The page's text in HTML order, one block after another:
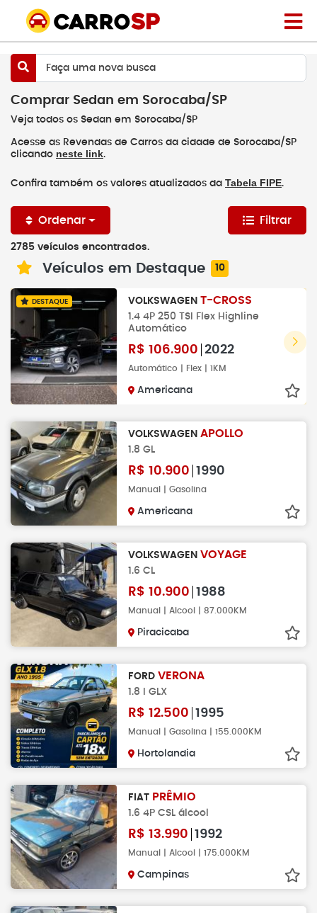
Faça uma nova busca
Comprar Sedan em Sorocaba/SP
Veja todos os Sedan em Sorocaba/SP
Acesse as Revendas de Carros da cidade de Sorocaba/SP
clicando neste link.
Confira também os valores atualizados da Tabela FIPE.
Ordenar Filtrar
2785 veículos encontrados.
Veículos em Destaque 10
DESTAQUE VOLKSWAGEN T-CROSS
1.4 4P 250 TSI Flex Highline
Automático
R$ 106.900 2022
Automático | Flex | 1KM
Americana
VOLKSWAGEN APOLLO
1.8 GL
R$ 10.900 1990
Manual | Gasolina
Americana
VOLKSWAGEN VOYAGE
1.6 CL
R$ 10.900 1988
Manual | Alcool | 87.000KM
Piracicaba
FORD VERONA
1.8 I GLX
R$ 12.500 1995
Manual | Gasolina | 155.000KM
Hortolandia
FIAT PRÊMIO
1.6 4P CSL álcool
R$ 13.990 1992
Manual | Alcool | 175.000KM
Campinas